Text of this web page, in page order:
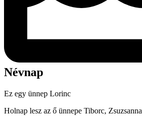
Névnap
Ez egy ünnep Lorinc
Holnap lesz az ő ünnepe Tiborc, Zsuzsanna